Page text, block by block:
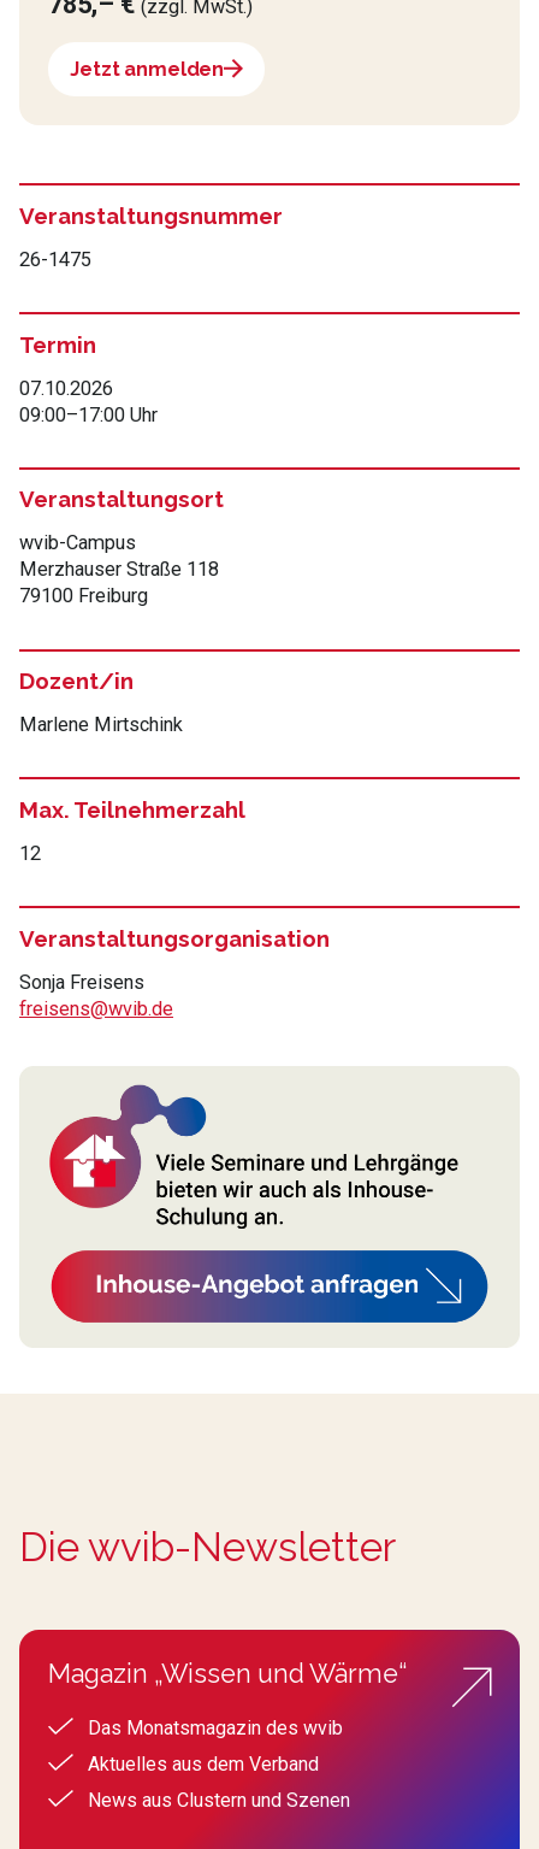
(zzgl. MwSt.)
Jetzt anmelden
Veranstaltungsnummer
26-1475
Termin
07.10.2026
09:00–17:00 Uhr
Veranstaltungsort
wvib-Campus
Merzhauser Straße 118
79100 Freiburg
Dozent/in
Marlene Mirtschink
Max. Teilnehmerzahl
12
Veranstaltungsorganisation
Sonja Freisens
freisens@wvib.de
Die wvib-Newsletter
Magazin „Wissen und Wärme“
Das Monatsmagazin des wvib
Aktuelles aus dem Verband
News aus Clustern und Szenen